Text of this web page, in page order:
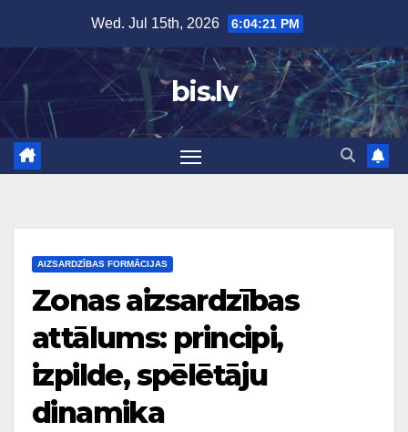
content
Wed. Jul 15th, 2026 6:04:22 PM
bis.lv
AIZSARDZĪBAS FORMĀCIJAS
Zonas aizsardzības
attālums: principi,
izpilde, spēlētāju
dinamika